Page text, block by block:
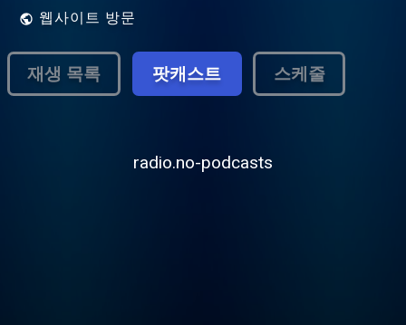
Bossost - Vielha - Saint Bertrand de
Comminges - Loures Barousse - Haute
Garonne - Hautes Pyrénées Contact :
https://www.pagesjaunes.fr/pros/54256312
"Une radio des Locales"
웹사이트 방문
재생 목록 팟캐스트 스케줄
radio.no-podcasts